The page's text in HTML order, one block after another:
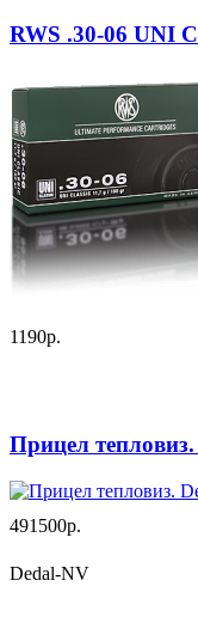
RWS .30-06 UNI
1190р.
Прицел
491500р.
Dedal-NV